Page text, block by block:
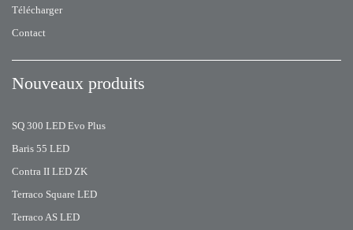
Télécharger
Contact
Nouveaux produits
SQ 300 LED Evo Plus
Baris 55 LED
Contra II LED ZK
Terraco Square LED
Terraco AS LED